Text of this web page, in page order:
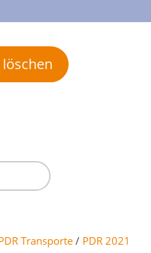
Transporte / PDR 2021